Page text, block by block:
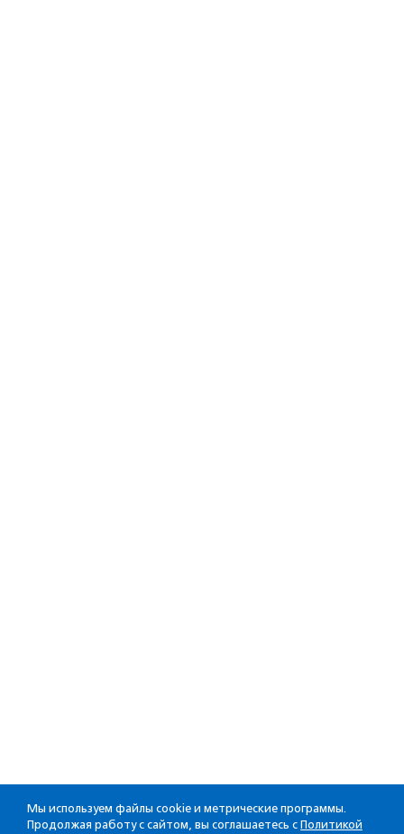
Мы используем файлы cookie и метрические программы.
Продолжая работу с сайтом, вы соглашаетесь с Политикой